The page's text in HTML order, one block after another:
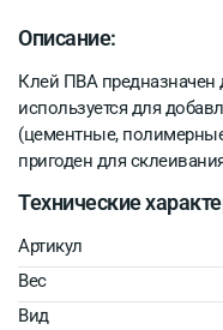
Описание:
Клей ПВА предназначен
используется для
(цементные,
пригоден для
Технические
Артикул
Вес
Вид